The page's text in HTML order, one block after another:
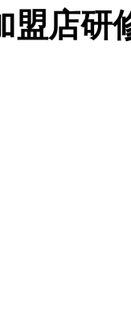
盟店